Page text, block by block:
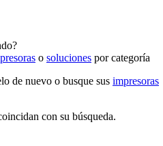
o soluciones por categoría
de nuevo o busque sus impresoras
con su búsqueda.